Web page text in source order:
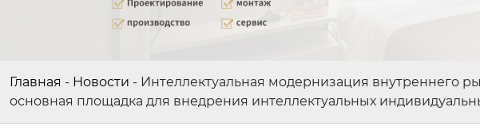
Главная - Новости - Интеллектуальная модернизация внутреннего
основная площадка для внедрения интеллектуальных